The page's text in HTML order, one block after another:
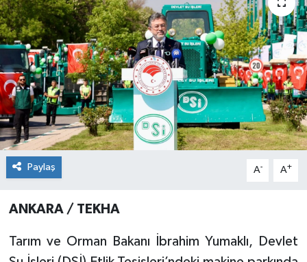
Paylaş A- A+
ANKARA / TEKHA
Tarım ve Orman Bakanı İbrahim Yumaklı, Devlet